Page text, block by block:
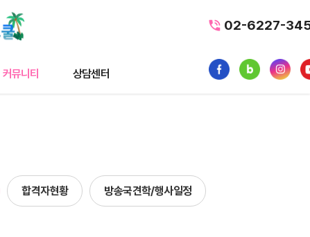
02-6227-
커뮤니티 상담센터
1:1 문의
내일배움카드
합격자현황 방송국견학/행사일정